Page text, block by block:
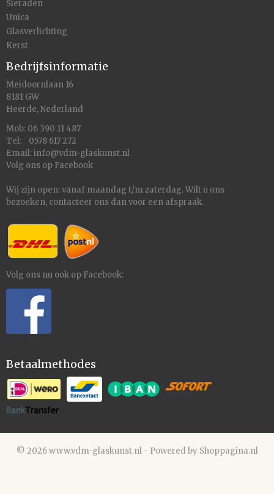
Sieraden
Unica
Glasverlichting
Kerst
Bedrijfsinformatie
Meidoornlaan 16
8181 GW
Heerde, Nederland
Mob: 06 390 11 487
Tel: 0578 617 272
Email:info@vdm-glaskunst.nl
Volg ons op Facebook
Wij zijn open: vanaf maandag t/m zaterdag. Wilt u ons
bezoeken, contacteer ons dan voor een afspraak.
Volg ons nu ook op Facebook:
Betaalmethodes
© 2026 www.vdm-glaskunst.nl - Powered by Shoppagina.nl